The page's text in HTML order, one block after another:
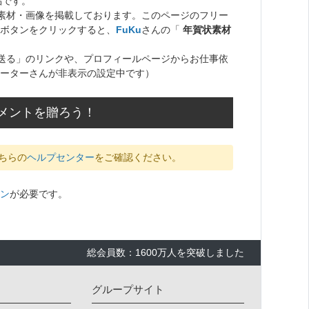
・画像を掲載しております。このページのフリー
タンをクリックすると、 FuKuさんの「 年賀状素材
る」のリンクや、プロフィールページからお仕事依
ターさんが非表示の設定中です）
ントを贈ろう！
らのヘルプセンターをご確認ください。
が必要です。
総会員数：1600万人を突破しました
グループサイト